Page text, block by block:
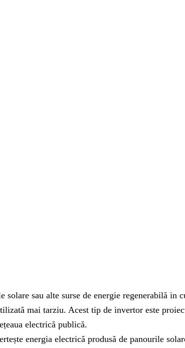
sau alte surse de energie regenerabilă in
mai tarziu. Acest tip de invertor este
electrică publică.
energia electrică produsă de panourile